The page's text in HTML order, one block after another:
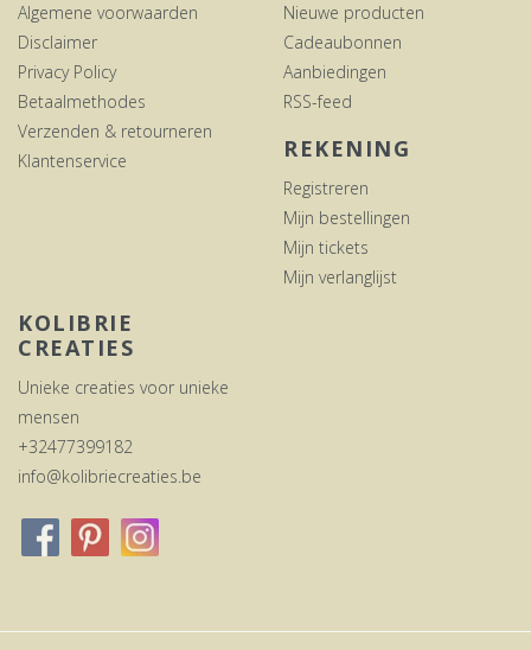
Algemene voorwaarden
Disclaimer
Privacy Policy
Betaalmethodes
Verzenden & retourneren
Klantenservice
Nieuwe producten
Cadeaubonnen
Aanbiedingen
RSS-feed
REKENING
Registreren
Mijn bestellingen
Mijn tickets
Mijn verlanglijst
KOLIBRIE
CREATIES
Unieke creaties voor unieke
mensen
+32477399182
info@kolibriecreaties.be